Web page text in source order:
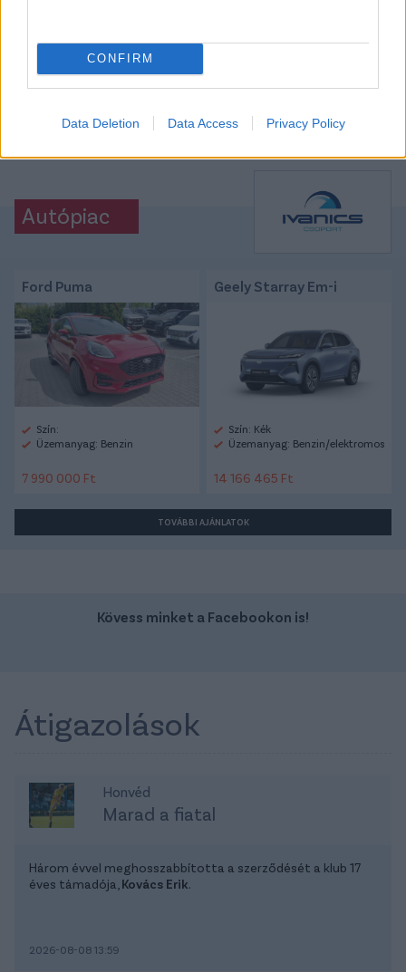
CONFIRM
Data Deletion Data Access Privacy Policy
Link másolása
CÍMKÉK: #MAGYAR FOCI #NB I
#FRADI
#FERENCVÁROS
#FTC #MLSZ
#FERENCVÁROSI TC
Autópiac
Ford Puma
Szín:
Üzemanyag: Benzin
7 990 000 Ft
Geely Starray Em-i
Szín: Kék
Üzemanyag: Benzin/elektromos
14 166 465 Ft
TOVÁBBI AJÁNLATOK
Kövess minket a Facebookon is!
Átigazolások
Honvéd
Marad a fiatal
Három évvel meghosszabbította a szerződését a klub 17
éves támadója, Kovács Erik.
2026-08-08 13:59